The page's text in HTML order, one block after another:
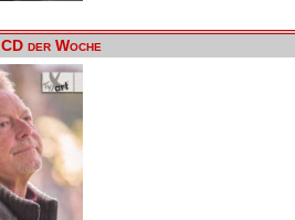
CD der Woche